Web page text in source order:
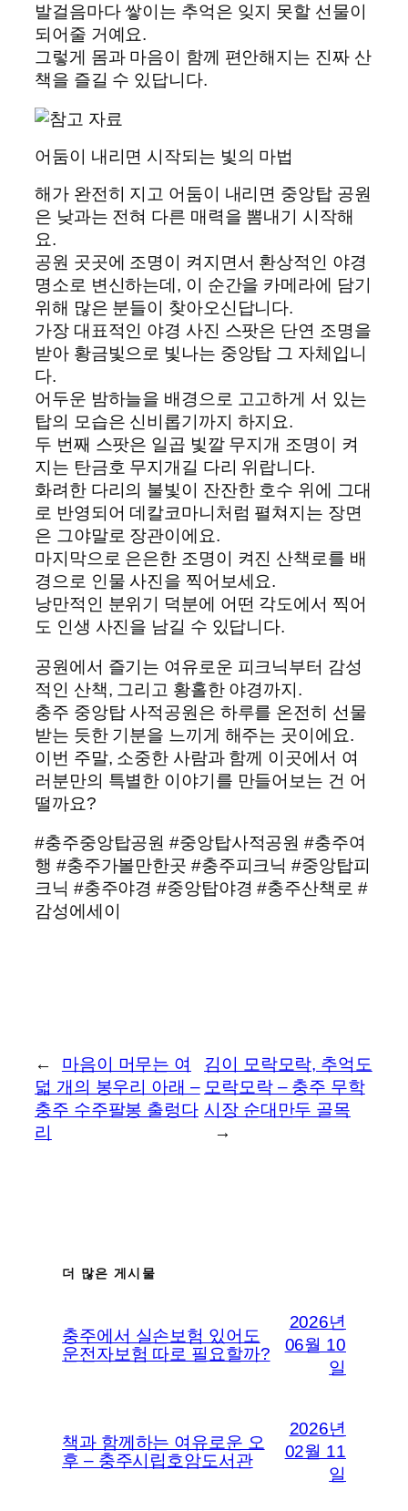
발걸음마다 쌓이는 추억은 잊지 못할 선물이
되어줄 거예요.
그렇게 몸과 마음이 함께 편안해지는 진짜 산
책을 즐길 수 있답니다.
어둠이 내리면 시작되는 빛의 마법
해가 완전히 지고 어둠이 내리면 중앙탑 공원
은 낮과는 전혀 다른 매력을 뽐내기 시작해
요.
공원 곳곳에 조명이 켜지면서 환상적인 야경
명소로 변신하는데, 이 순간을 카메라에 담기
위해 많은 분들이 찾아오신답니다.
가장 대표적인 야경 사진 스팟은 단연 조명을
받아 황금빛으로 빛나는 중앙탑 그 자체입니
다.
어두운 밤하늘을 배경으로 고고하게 서 있는
탑의 모습은 신비롭기까지 하지요.
두 번째 스팟은 일곱 빛깔 무지개 조명이 켜
지는 탄금호 무지개길 다리 위랍니다.
화려한 다리의 불빛이 잔잔한 호수 위에 그대
로 반영되어 데칼코마니처럼 펼쳐지는 장면
은 그야말로 장관이에요.
마지막으로 은은한 조명이 켜진 산책로를 배
경으로 인물 사진을 찍어보세요.
낭만적인 분위기 덕분에 어떤 각도에서 찍어
도 인생 사진을 남길 수 있답니다.
공원에서 즐기는 여유로운 피크닉부터 감성
적인 산책, 그리고 황홀한 야경까지.
충주 중앙탑 사적공원은 하루를 온전히 선물
받는 듯한 기분을 느끼게 해주는 곳이에요.
이번 주말, 소중한 사람과 함께 이곳에서 여
러분만의 특별한 이야기를 만들어보는 건 어
떨까요?
#충주중앙탑공원 #중앙탑사적공원 #충주여
행 #충주가볼만한곳 #충주피크닉 #중앙탑피
크닉 #충주야경 #중앙탑야경 #충주산책로 #
감성에세이
←
마음이 머무는 여
덟 개의 봉우리 아래 –
충주 수주팔봉 출렁다
리
김이 모락모락, 추억도
모락모락 – 충주 무학
시장 순대만두 골목
→
더 많은 게시물
충주에서 실손보험 있어도
운전자보험 따로 필요할까?
2026년
06월 10
일
책과 함께하는 여유로운 오
후 – 충주시립호암도서관
2026년
02월 11
일